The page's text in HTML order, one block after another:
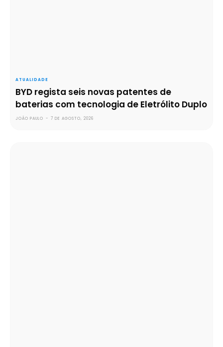
ATUALIDADE
BYD regista seis novas patentes de
baterias com tecnologia de Eletrólito Duplo
JOÃO PAULO - 7 DE AGOSTO, 2026